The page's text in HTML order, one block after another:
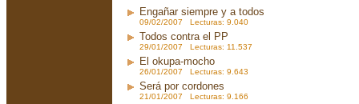
Engañar siempre y a todos
09/02/2007 Lecturas: 9.040
Todos contra el PP
29/01/2007 Lecturas: 11.537
El okupa-mocho
26/01/2007 Lecturas: 9.643
Será por cordones
21/01/2007 Lecturas: 9.166